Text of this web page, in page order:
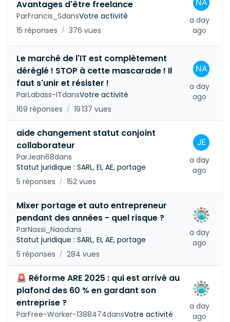
Avantages d'être freelance
ParFrancis_SdansVotre activité
15 réponses / 376 vues
a day
ago
Le marché de l'IT est complètement
déréglé ! STOP à cette mascarade ! Il
faut s'unir et résister !
ParLabass-ITdansVotre activité
169 réponses / 19 137 vues
a day
ago
aide changement statut conjoint
collaborateur
ParJean68dans
Statut juridique : SARL, EI, AE, portage
5 réponses / 152 vues
a day
ago
Mixer portage et auto entrepreneur
pendant des années - quel risque ?
ParNassi_Naodans
Statut juridique : SARL, EI, AE, portage
5 réponses / 284 vues
a day
ago
🚨 Réforme ARE 2025 : qui est arrivé au
plafond des 60 % en gardant son
entreprise ?
ParFree-Worker-1388474dansVotre activité
a day
ago